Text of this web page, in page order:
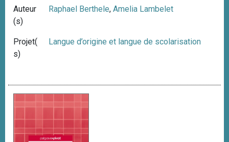
Auteur
(s)
Raphael Berthele,Amelia Lambelet
Projet(
s)
Langue d’origine et langue de scolarisation